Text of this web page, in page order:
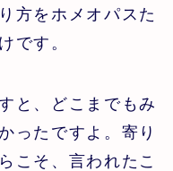
方をホメオパスた
です。
と、どこまでもみ
ったですよ。寄り
こそ、言われたこ